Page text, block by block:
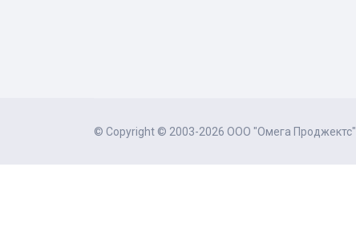
© Copyright © 2003-2026 ООО "Омега Проджектс"